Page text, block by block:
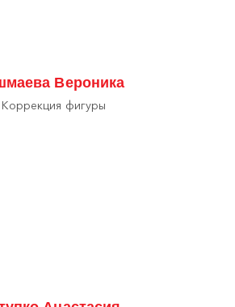
Вероника
Коррекция фигуры